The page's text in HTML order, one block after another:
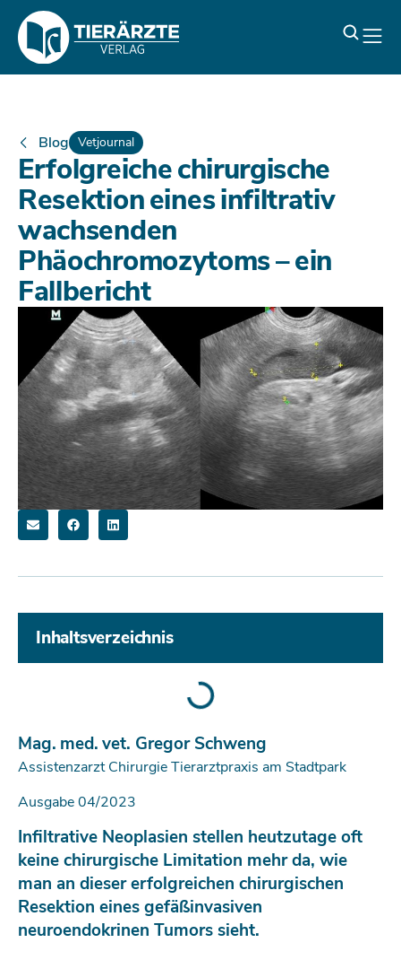
Blog Vetjournal
Erfolgreiche chirurgische
Resektion eines infiltrativ
wachsenden
Phäochromozytoms – ein
Fallbericht
Inhaltsverzeichnis
Mag. med. vet. Gregor Schweng
Assistenzarzt Chirurgie Tierarztpraxis am Stadtpark
Ausgabe 04/2023
Infiltrative Neoplasien stellen heutzutage oft
keine chirurgische Limitation mehr da, wie
man an dieser erfolgreichen chirurgischen
Resektion eines gefäßinvasiven
neuroendokrinen Tumors sieht.